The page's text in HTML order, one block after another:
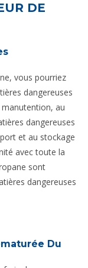
DE
vous pourriez
dangereuses
manutention, au
dangereuses
et au stockage
avec toute la
sont
dangereuses
Du